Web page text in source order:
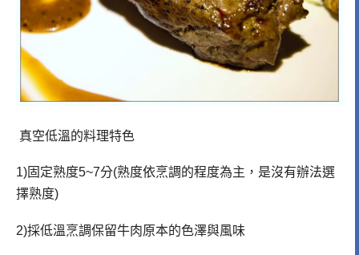
真空低溫的料理特色
1)固定熟度5~7分(熟度依烹調的程度為主，是沒有辦法選
擇熟度)
2)採低溫烹調保留牛肉原本的色澤與風味